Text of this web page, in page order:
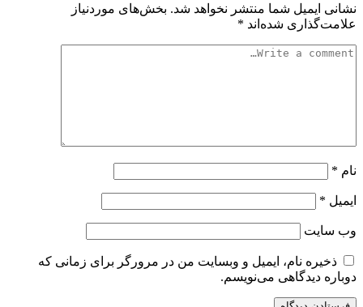
نشانی ایمیل شما منتشر نخواهد شد. بخش‌های موردنیاز
علامت‌گذاری شده‌اند *
نام *
ایمیل *
وب‌ سایت
ذخیره نام، ایمیل و وبسایت من در مرورگر برای زمانی که
دوباره دیدگاهی می‌نویسم.